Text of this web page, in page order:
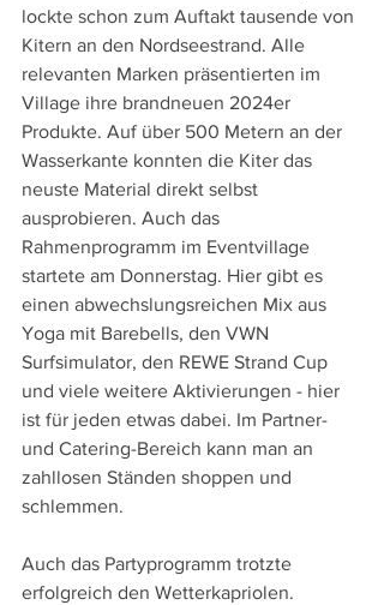
lockte schon zum Auftakt tausende von
Kitern an den Nordseestrand. Alle
relevanten Marken präsentierten im
Village ihre brandneuen 2024er
Produkte. Auf über 500 Metern an der
Wasserkante konnten die Kiter das
neuste Material direkt selbst
ausprobieren. Auch das
Rahmenprogramm im Eventvillage
startete am Donnerstag. Hier gibt es
einen abwechslungsreichen Mix aus
Yoga mit Barebells, den VWN
Surfsimulator, den REWE Strand Cup
und viele weitere Aktivierungen - hier
ist für jeden etwas dabei. Im Partner-
und Catering-Bereich kann man an
zahllosen Ständen shoppen und
schlemmen.
Auch das Partyprogramm trotzte
erfolgreich den Wetterkapriolen.